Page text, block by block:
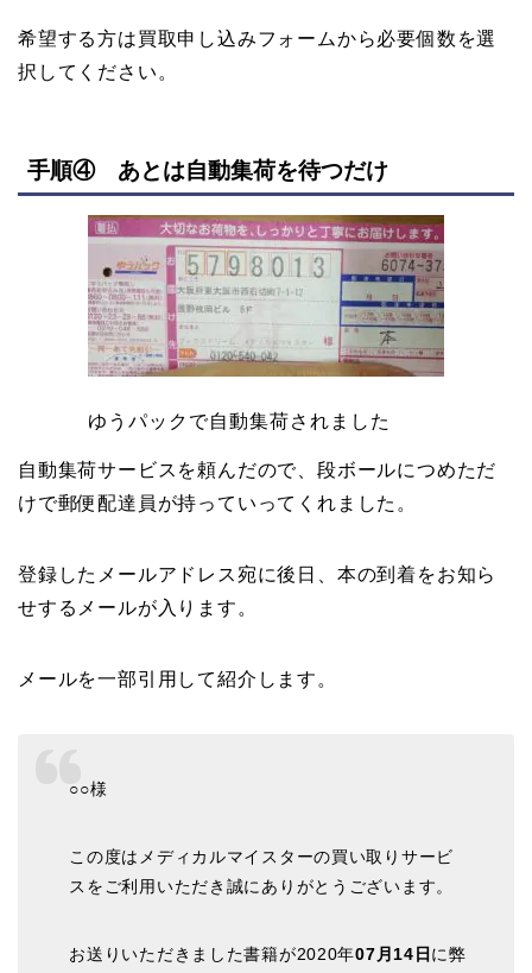
希望する方は買取申し込みフォームから必要個数を選
択してください。
手順④ あとは自動集荷を待つだけ
ゆうパックで自動集荷されました
自動集荷サービスを頼んだので、段ボールにつめただ
けで郵便配達員が持っていってくれました。
登録したメールアドレス宛に後日、本の到着をお知ら
せするメールが入ります。
メールを一部引用して紹介します。
○○様
この度はメディカルマイスターの買い取りサービ
スをご利用いただき誠にありがとうございます。
お送りいただきました書籍が2020年07月14日 に弊